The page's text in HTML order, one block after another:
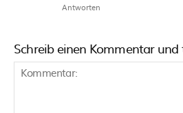
Antworten
Schreib einen Kommentar